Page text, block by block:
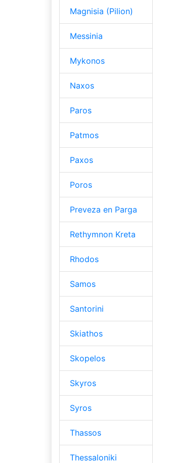
Magnisia (Pilion)
Messinia
Mykonos
Naxos
Paros
Patmos
Paxos
Poros
Preveza en Parga
Rethymnon Kreta
Rhodos
Samos
Santorini
Skiathos
Skopelos
Skyros
Syros
Thassos
Thessaloniki